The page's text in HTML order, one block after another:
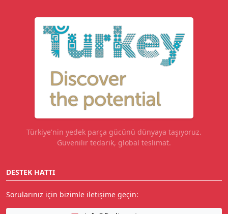
Türkiye'nin yedek parça gücünü dünyaya taşıyoruz.
Güvenilir tedarik, global teslimat.
DESTEK HATTI
Sorularınız için bizimle iletişime geçin: